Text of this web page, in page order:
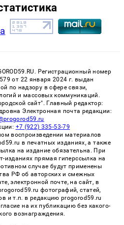
Регистрационный номер
от 22 января 2024 г. выдан
по надзору в сфере связи,
и массовых коммуникаций.
сайт". Главный редактор:
Электронная почта редакции:
+7 (922) 335-53-79
воспроизведении материалов
в печатных изданиях, а также
на издание обязательна. При
изданиях прямая гиперссылка на
случае будут применены
РФ об авторских и смежных
электронной почте, на сайт, в
фотографий, статей,
и т.п. в редакцию progorod59.ru
на их публикацию без какого-
вознаграждения.